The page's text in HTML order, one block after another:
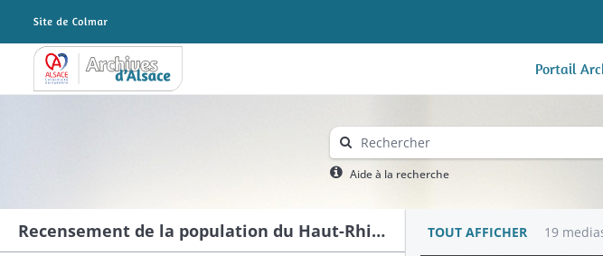
Archives Alsace - Colmar Portail
Aide à la recherche
Recensement de la population du Haut-Rhin 1836 TOUT AFFICHER 19